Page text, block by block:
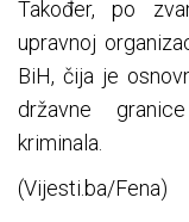
Također, po
upravnoj
BiH, čija je
državne
kriminala.
(Vijesti.ba/Fena)